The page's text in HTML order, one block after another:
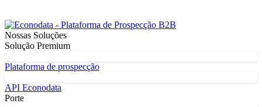
Nossas Soluções
Solução Premium
Plataforma de prospecção
API Econodata
Porte